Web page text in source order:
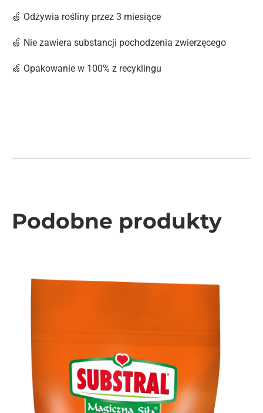
🍏 Odżywia rośliny przez 3 miesiące
🍏 Nie zawiera substancji pochodzenia zwierzęcego
🍏 Opakowanie w 100% z recyklingu
Podobne produkty